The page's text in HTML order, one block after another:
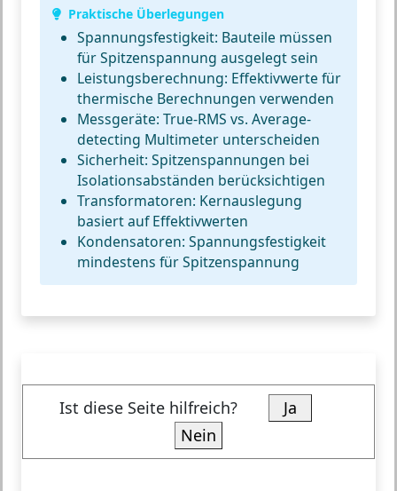
Praktische Überlegungen
Spannungsfestigkeit: Bauteile müssen
für Spitzenspannung ausgelegt sein
Leistungsberechnung: Effektivwerte für
thermische Berechnungen verwenden
Messgeräte: True-RMS vs. Average-
detecting Multimeter unterscheiden
Sicherheit: Spitzenspannungen bei
Isolationsabständen berücksichtigen
Transformatoren: Kernauslegung
basiert auf Effektivwerten
Kondensatoren: Spannungsfestigkeit
mindestens für Spitzenspannung
Ist diese Seite hilfreich?
Ja
Nein